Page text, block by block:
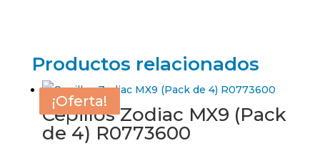
Productos relacionados
¡Oferta!
Cepillos Zodiac MX9 (Pack
de 4) R0773600
¡Oferta!
¡Oferta!
¡Oferta!